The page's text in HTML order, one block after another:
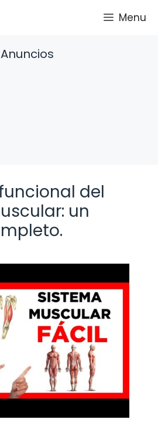
Menu
Anuncios
del
un